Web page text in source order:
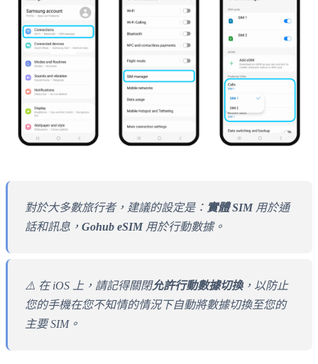
對於大多數旅行者，建議的設定是： 實體 SIM用於通
話和訊息， Gohub eSIM用於行動數據。
⚠️ 在 iOS 上，請記得關閉允許行動數據切換，以防止
您的手機在您不知情的情況下自動將數據切換至您的
主要 SIM。